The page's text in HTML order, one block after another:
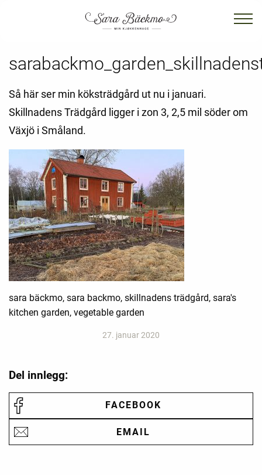
Så här ser min köksträdgård ut nu i januari.
Skillnadens Trädgård ligger i zon 3, 2,5 mil söder om
Växjö i Småland.
sara bäckmo, sara backmo, skillnadens trädgård, sara's
kitchen garden, vegetable garden
27. januar 2020
Del innlegg:
FACEBOOK
EMAIL